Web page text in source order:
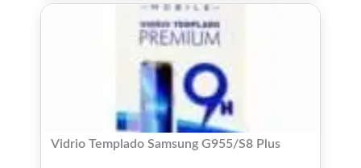
Vidrio Templado Samsung G955/S8 Plus